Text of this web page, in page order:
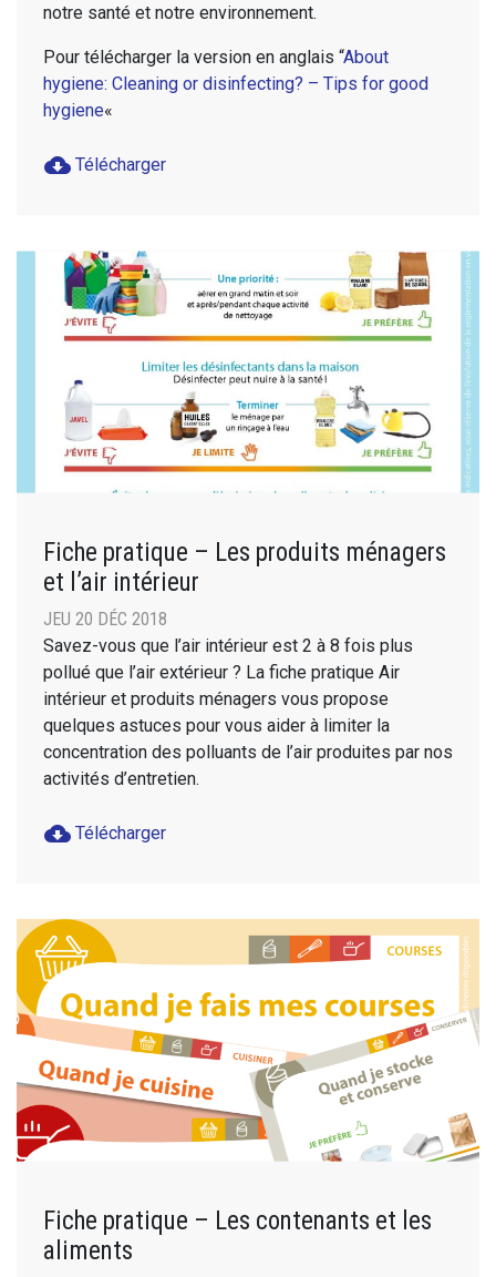
notre santé et notre environnement.
Pour télécharger la version en anglais “About
hygiene: Cleaning or disinfecting? – Tips for good
hygiene«
cloud_download Télécharger
Fiche pratique – Les produits ménagers
et l’air intérieur
JEU 20 DÉC 2018
Savez-vous que l’air intérieur est 2 à 8 fois plus
pollué que l’air extérieur ? La fiche pratique Air
intérieur et produits ménagers vous propose
quelques astuces pour vous aider à limiter la
concentration des polluants de l’air produites par nos
activités d’entretien.
cloud_download Télécharger
Fiche pratique – Les contenants et les
aliments